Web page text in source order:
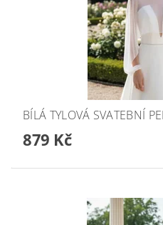
BÍLÁ TYLOVÁ SVATEBNÍ
879 Kč